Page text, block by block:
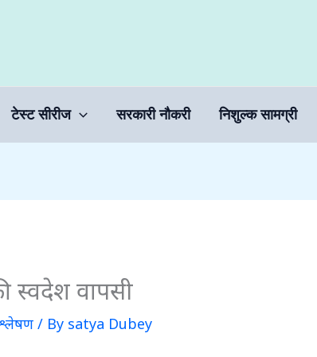
टेस्ट सीरीज सरकारी नौकरी निशुल्क सामग्री
स्वदेश वापसी
/ By satya Dubey